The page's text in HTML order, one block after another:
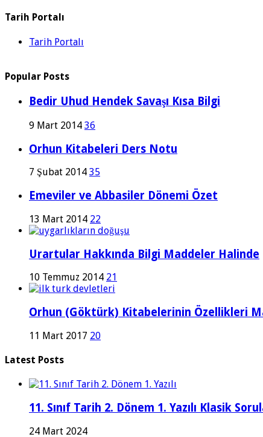
Tarih Portalı
Tarih Portalı
Popular Posts
Bedir Uhud Hendek Savaşı Kısa Bilgi
9 Mart 2014 36
Orhun Kitabeleri Ders Notu
7 Şubat 2014 35
Emeviler ve Abbasiler Dönemi Özet
13 Mart 2014 22
Urartular Hakkında Bilgi Maddeler Halinde
10 Temmuz 2014 21
Orhun (Göktürk) Kitabelerinin Özellikleri
11 Mart 2017 20
Latest Posts
11. Sınıf Tarih 2. Dönem 1. Yazılı Klasik
24 Mart 2024